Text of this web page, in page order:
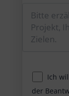
Ich
der